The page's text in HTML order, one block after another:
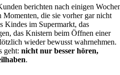
berichten nach einigen
Momenten, die sie vorher gar nicht
Kindes im Supermarkt, das
das Knistern beim Öffnen einer
wieder bewusst wahrnehmen.
geht: nicht nur besser hören,
.